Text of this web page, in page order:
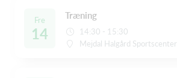
Fre
14
Træning
14:30 - 15:30
Mejdal Halgård Sportscenter